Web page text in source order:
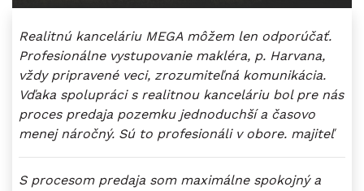
Realitnú kanceláriu MEGA môžem len odporúčať.
Profesionálne vystupovanie makléra, p. Harvana,
vždy pripravené veci, zrozumiteľná komunikácia.
Vďaka spolupráci s realitnou kanceláriu bol pre nás
proces predaja pozemku jednoduchší a časovo
menej náročný. Sú to profesionáli v obore. majiteľ
S procesom predaja som maximálne spokojný a